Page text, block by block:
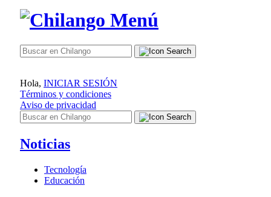
Hola, INICIAR SESIÓN
Términos y condiciones
Aviso de privacidad
Noticias
Tecnología
Educación